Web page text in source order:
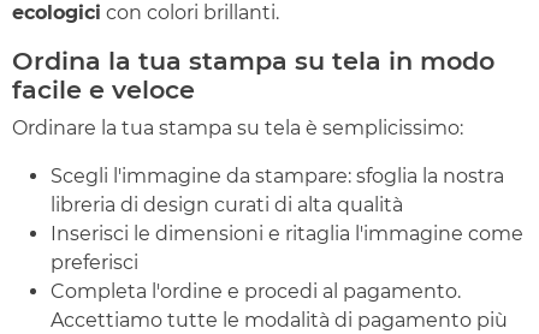
ecologici con colori brillanti.
Ordina la tua stampa su tela in modo
facile e veloce
Ordinare la tua stampa su tela è semplicissimo:
Scegli l'immagine da stampare: sfoglia la nostra
libreria di design curati di alta qualità
Inserisci le dimensioni e ritaglia l'immagine come
preferisci
Completa l'ordine e procedi al pagamento.
Accettiamo tutte le modalità di pagamento più